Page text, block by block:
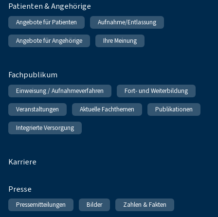
Patienten & Angehörige
Angebote für Patienten Aufnahme/Entlassung
Angebote für Angehörige Ihre Meinung
Fachpublikum
Einweisung / Aufnahmeverfahren Fort- und Weiterbildung
Veranstaltungen Aktuelle Fachthemen Publikationen
Integrierte Versorgung
Karriere
Presse
Pressemitteilungen Bilder Zahlen & Fakten